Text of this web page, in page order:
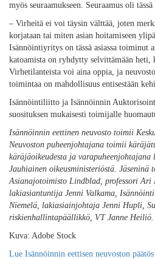
myös seuraamukseen. Seuraamus oli
– Virheitä ei voi täysin välttää, joten
korjataan tai miten asian hoitamiseen
Isännöintiyritys on tässä asiassa toiminut
katoamista on ryhdytty selvittämään heti,
Virhetilanteista voi aina oppia, ja
toimintaa on mahdollisuus entisestään
Isännöintiliitto ja Isännöinnin
suosituksen mukaisesti toimijalle
Isännöinnin eettinen neuvosto toimii
Neuvoston puheenjohtajana toimii
käräjäoikeudesta ja varapuheenjohtajana
Jauhiainen oikeusministeriöstä.
Asianajotoimisto Lindblad, professori
lakiasiantuntija Jenni Valkama,
Niemelä, lakiasiainjohtaja Jenni Hupli,
riskienhallintapäällikkö, VT Janne Heiliö.
Kuva: Adobe Stock
Lue Isännöinnin eettisen neuvoston